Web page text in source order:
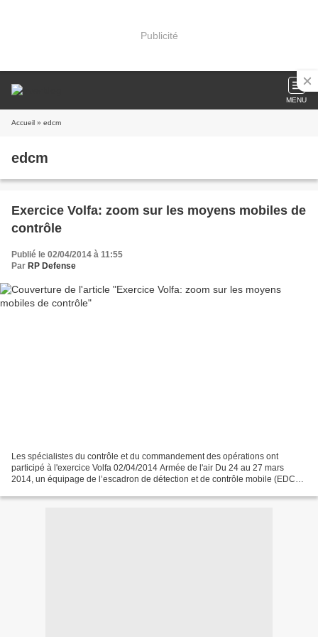
Publicité
MENU
Accueil » edcm
edcm
Exercice Volfa: zoom sur les moyens mobiles de
contrôle
Publié le 02/04/2014 à 11:55
Par RP Defense
Les spécialistes du contrôle et du commandement des opérations ont
participé à l'exercice Volfa 02/04/2014 Armée de l'air Du 24 au 27 mars
2014, un équipage de l’escadron de détection et de contrôle mobile (EDCM)